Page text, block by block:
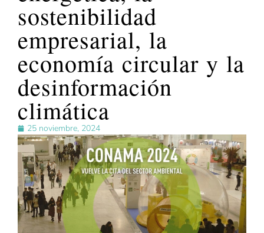
sostenibilidad
empresarial, la
economía circular y la
desinformación
climática
25 noviembre, 2024